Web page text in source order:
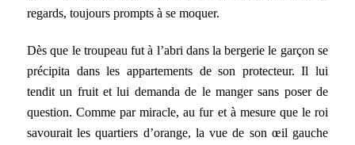
regards, toujours prompts à se moquer.
Dès que le troupeau fut à l’abri dans la bergerie le garçon se
précipita dans les appartements de son protecteur. Il lui
tendit un fruit et lui demanda de le manger sans poser de
question. Comme par miracle, au fur et à mesure que le roi
savourait les quartiers d’orange, la vue de son œil gauche